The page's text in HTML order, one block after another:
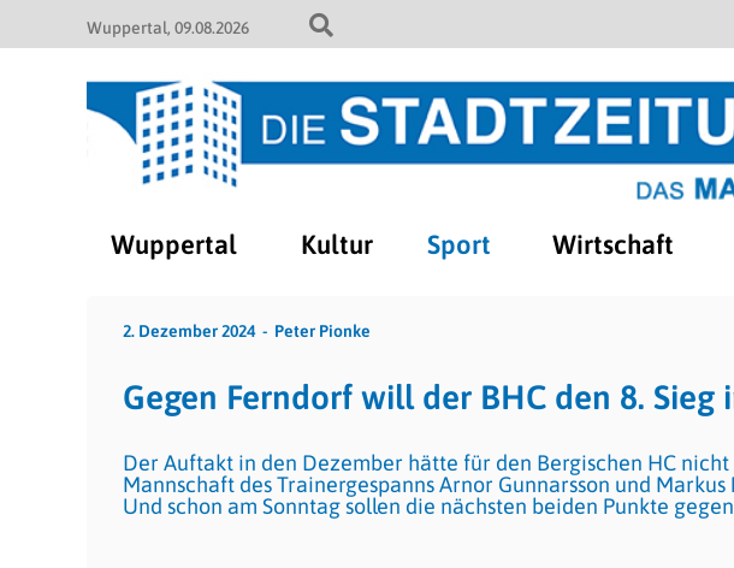
Wuppertal 09.08.2026
Wuppertal Kultur Sport Wirtschaft
2. Dezember 2024 Peter Pionke
Gegen Ferndorf will der BHC den 8. Sieg
Der Auftakt in den Dezember hätte für den Bergischen HC
Mannschaft des Trainergespanns Arnor Gunnarsson und
Und schon am Sonntag sollen die nächsten beiden Punkte